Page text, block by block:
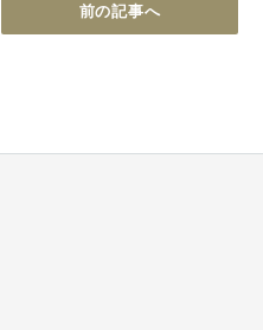
前の記事へ